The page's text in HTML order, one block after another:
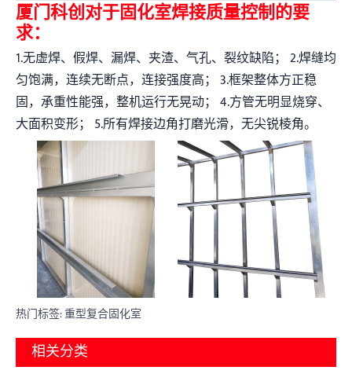
厦门科创对于固化室焊接质量控制的要
求：
1.无虚焊、假焊、漏焊、夹渣、气孔、裂纹缺陷； 2.焊缝均
匀饱满，连续无断点，连接强度高； 3.框架整体方正稳
固，承重性能强，整机运行无晃动； 4.方管无明显烧穿、
大面积变形； 5.所有焊接边角打磨光滑，无尖锐棱角。
热门标签: 重型复合固化室
相关分类